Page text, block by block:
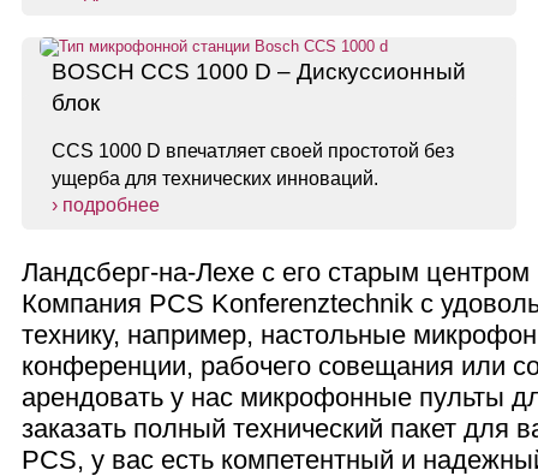
BOSCH CCS 1000 D – Дискуссионный
блок
CCS 1000 D впечатляет своей простотой без
ущерба для технических инноваций.
› подробнее
Ландсберг-на-Лехе с его старым
Компания PCS Konferenztechnik с
технику, например, настольные
конференции, рабочего совещания или
арендовать у нас микрофонные пульты
заказать полный технический пакет
PCS, у вас есть компетентный и